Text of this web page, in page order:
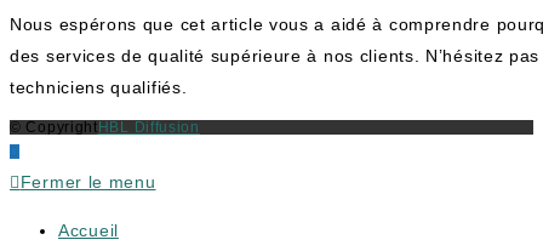
Nous espérons que cet article vous a aidé à comprendre
des services de qualité supérieure à nos clients. N’hésitez
techniciens qualifiés.
© Copyright HBL Diffusion
Fermer le menu
Accueil